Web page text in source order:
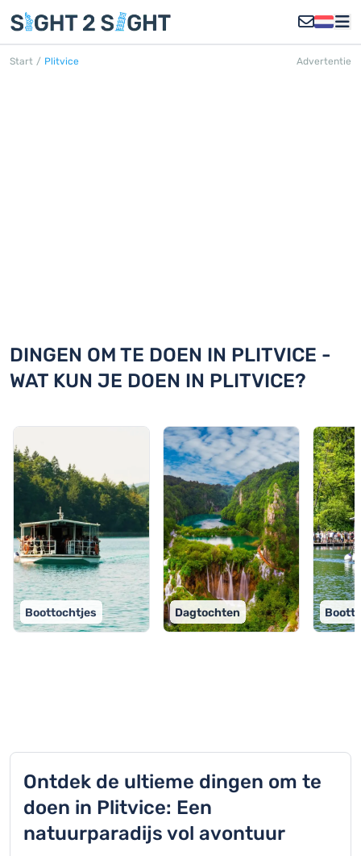
Start / Plitvice Advertentie
DINGEN OM TE DOEN IN PLITVICE -
WAT KUN JE DOEN IN PLITVICE?
Boottochtjes Dagtochten
Ontdek de ultieme dingen om te
doen in Plitvice: Een
natuurparadijs vol avontuur